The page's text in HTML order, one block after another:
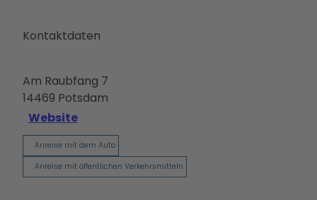
Kontaktdaten
Am Raubfang 7
14469 Potsdam
Website
Anreise mit dem Auto
Anreise mit öffentlichen Verkehrsmitteln